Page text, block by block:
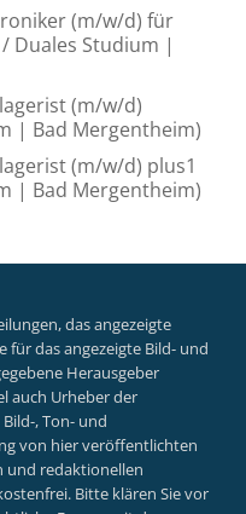
(m/w/d) für
Duales Studium |
(m/w/d)
| Bad Mergentheim)
(m/w/d) plus1
| Bad Mergentheim)
das angezeigte
für das angezeigte Bild- und
Herausgeber
auch Urheber der
, Ton- und
von hier veröffentlichten
und redaktionellen
Bitte klären Sie vor